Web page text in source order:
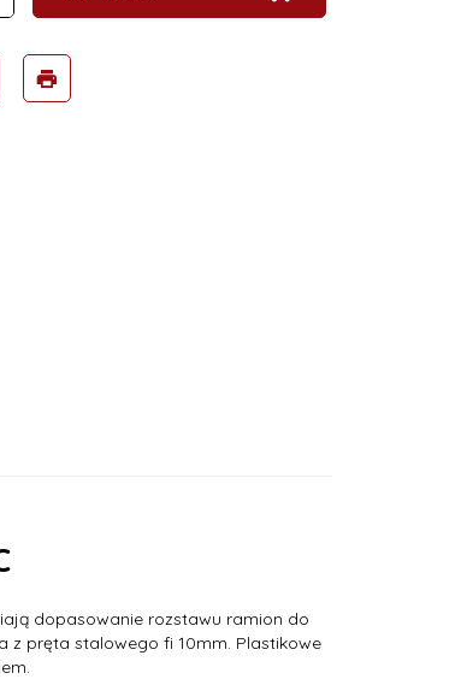
dopasowanie rozstawu ramion do
z pręta stalowego fi 10mm. Plastikowe